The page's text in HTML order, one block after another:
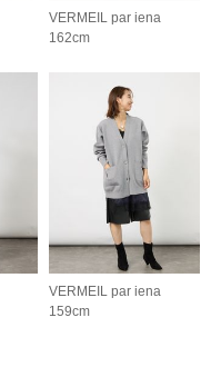
VERMEIL par iena
162cm
VERMEIL par iena
159cm